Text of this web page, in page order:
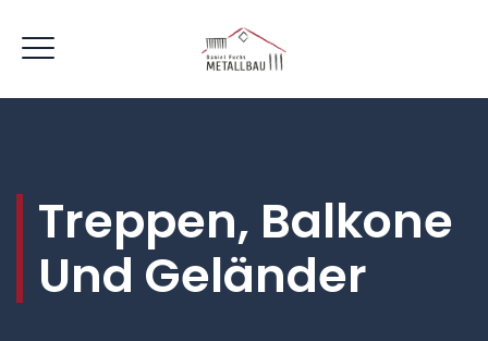
Treppen, Balkone
Und Geländer